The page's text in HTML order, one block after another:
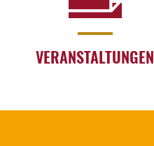
VERANSTALTUNGEN